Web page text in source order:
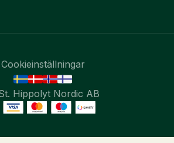
Hippolyt Nordic AB
Cookieinställningar